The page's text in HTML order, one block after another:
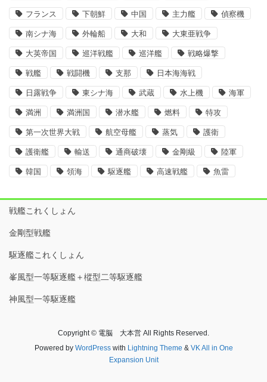
フランス 下朝鮮 中国 主力艦 偵察機
南シナ海 外輪船 大和 大東亜戦争
大英帝国 巡洋戦艦 巡洋艦 戦略爆撃
戦艦 戦闘機 支那 日本海海戦
日露戦争 東シナ海 武蔵 水上機 海軍
満洲 満洲国 潜水艦 燃料 特攻
第一次世界大戦 航空母艦 蒸気 護衛
護衛艦 輸送 通商破壊 金剛級 陸軍
韓国 領海 駆逐艦 高速戦艦 魚雷
戦艦これくしょん
金剛型戦艦
駆逐艦これくしょん
峯風型一等駆逐艦＋樅型二等駆逐艦
神風型一等駆逐艦
Copyright © 電脳 大本営 All Rights Reserved.
Powered by WordPresswith Lightning Theme & VK All in One
Expansion Unit